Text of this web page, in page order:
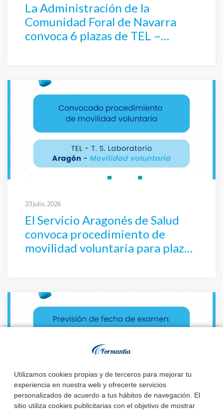
Utilizamos cookies propias y de terceros para mejorar tu
experiencia en nuestra web y ofrecerte servicios
personalizados de acuerdo a tus hábitos de navegación. El
sitio utiliza cookies publicitarias con el objetivo de mostrar
La Administración de la
Comunidad Foral de Navarra
convoca 6 plazas de TEL –
23 julio, 2026
El Servicio Aragonés de Salud
convoca procedimiento de
movilidad voluntaria para plazas